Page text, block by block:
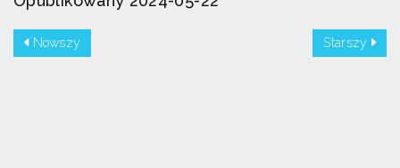
Nowszy Starszy